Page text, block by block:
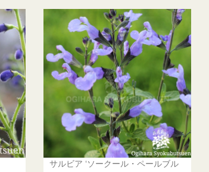
サルビア ‘ソークール・ペールブル